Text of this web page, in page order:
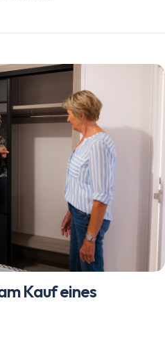
Kauf eines